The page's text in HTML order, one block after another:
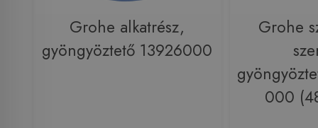
Grohe alkatrész,
gyöngyöztető 13926000
Grohe
000